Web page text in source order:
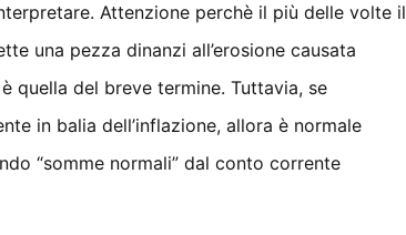
Attenzione perchè il più delle volte il
una pezza dinanzi all’erosione causata
quella del breve termine. Tuttavia, se
in balia dell’inflazione, allora è normale
“somme normali” dal conto corrente